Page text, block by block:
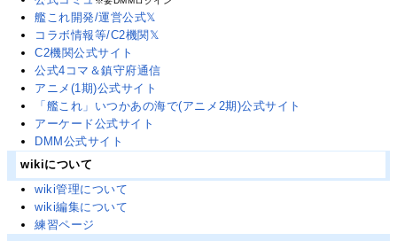
艦これ開発/運営公式𝕏
コラボ情報等/C2機関𝕏
C2機関公式サイト
公式4コマ＆鎮守府通信
アニメ(1期)公式サイト
「艦これ」いつかあの海で(アニメ2期)公式サイト
アーケード公式サイト
DMM公式サイト
wikiについて
wiki管理について
wiki編集について
練習ページ